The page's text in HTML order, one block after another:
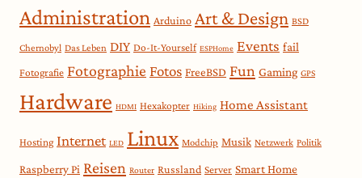
Administration Arduino Art & Design BSD
Chernobyl Das Leben DIY Do-It-Yourself ESPHome Events fail
Fotografie Fotographie Fotos FreeBSD Fun Gaming GPS
Hardware HDMI Hexakopter Hiking Home Assistant
Hosting Internet LED Linux Modchip Musik Netzwerk Politik
Raspberry Pi Reisen Router Russland Server Smart Home